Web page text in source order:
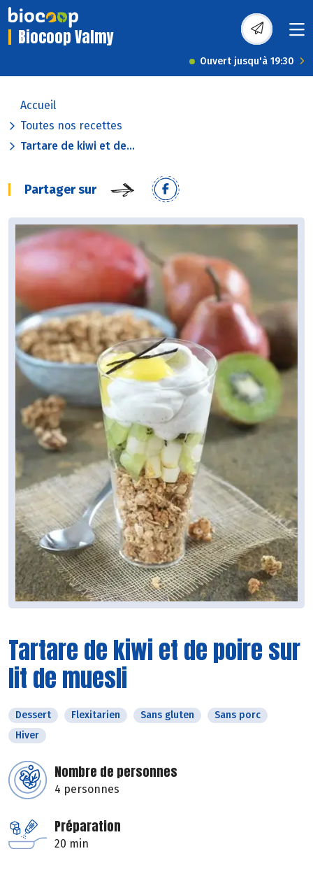
Biocoop Valmy
Ouvert jusqu'à 19:30
Accueil
Toutes nos recettes
Tartare de kiwi et de...
Partager sur
Tartare de kiwi et de poire sur
lit de muesli
Dessert Flexitarien Sans gluten
Sans porc
Hiver
Nombre de personnes
4 personnes
Préparation
20 min